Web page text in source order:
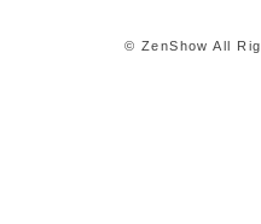
© ZenShow All